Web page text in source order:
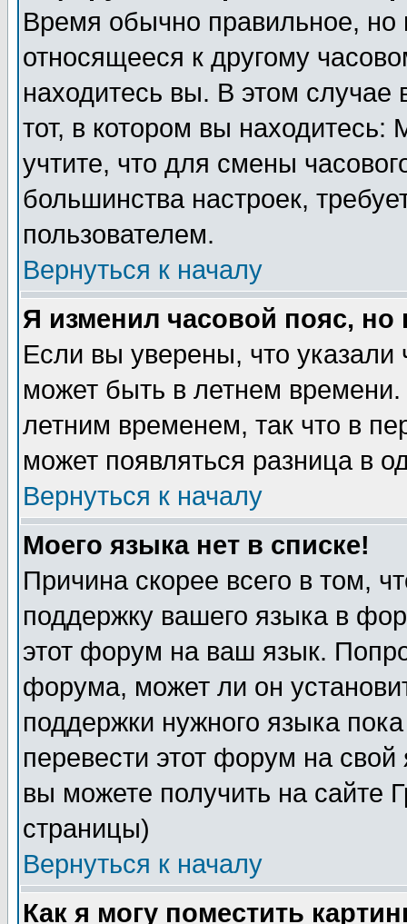
Время обычно правильное,
относящееся к другому
находитесь вы. В этом
тот, в котором вы
учтите, что для смены
большинства настроек,
пользователем.
Вернуться к началу
Я изменил часовой пояс,
Если вы уверены, что указали
может быть в летнем
летним временем, так что в
может появляться разница в
Вернуться к началу
Моего языка нет в списке!
Причина скорее всего в том,
поддержку вашего языка в
этот форум на ваш язык.
форума, может ли он
поддержки нужного языка
перевести этот форум на
вы можете получить на сайте
страницы)
Вернуться к началу
Как я могу поместить